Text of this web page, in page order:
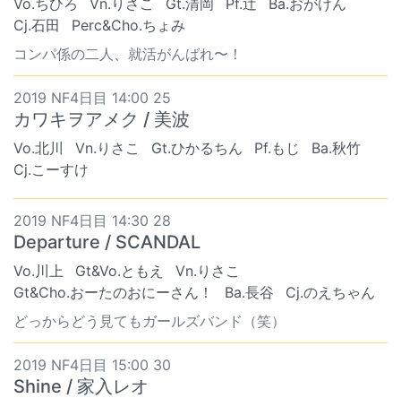
Cj.石田
Perc&Cho.ちょみ
コンパ係の二人、就活がんばれ〜！
2019 NF4日目 14:00 25
カワキヲアメク / 美波
Vo.北川 Vn.りさこ Gt.ひかるちん Pf.もじ
Ba.秋竹
Cj.こーすけ
2019 NF4日目 14:30 28
Departure / SCANDAL
Vo.川上 Gt&Vo.ともえ
Vn.りさこ
Gt&Cho.おーたのおにーさん！
Ba.長谷
Cj.のえちゃん
どっからどう見てもガールズバンド（笑）
2019 NF4日目 15:00 30
Shine / 家入レオ